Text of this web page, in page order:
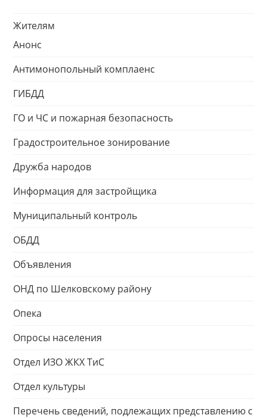
Жителям
Анонс
Антимонопольный комплаенс
ГИБДД
ГО и ЧС и пожарная безопасность
Градостроительное зонирование
Дружба народов
Информация для застройщика
Муниципальный контроль
ОБДД
Объявления
ОНД по Шелковскому району
Опека
Опросы населения
Отдел ИЗО ЖКХ ТиС
Отдел культуры
Перечень сведений, подлежащих представлению с